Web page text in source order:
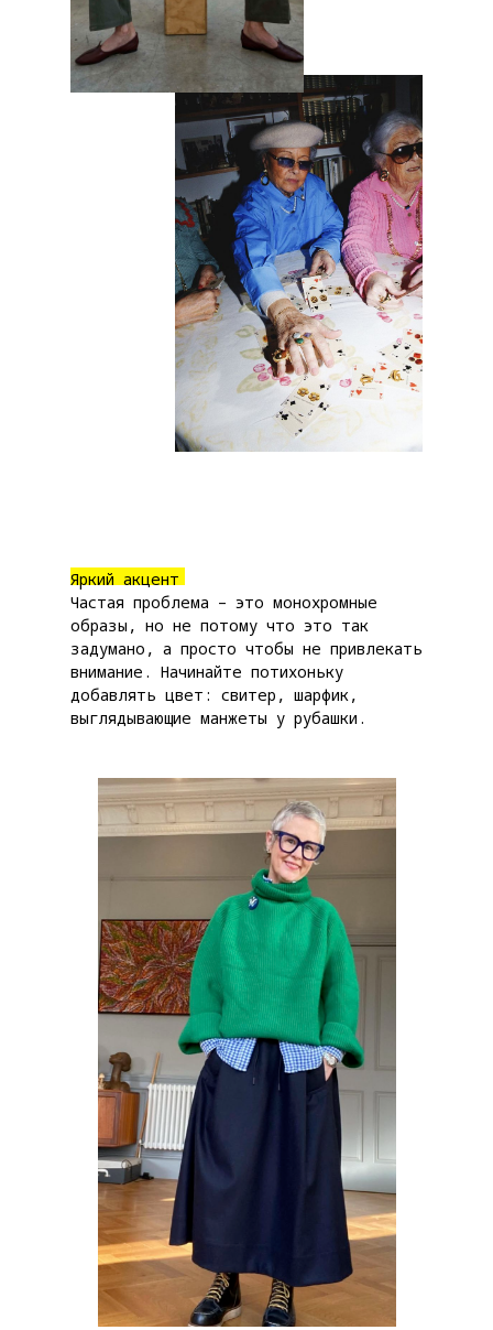
Яркий акцент
Частая проблема – это монохромные
образы, но не потому что это так
задумано, а просто чтобы не привлекать
внимание. Начинайте потихоньку
добавлять цвет: свитер, шарфик,
выглядывающие манжеты у рубашки.